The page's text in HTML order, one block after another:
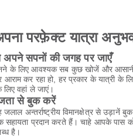
परफ़ेक्ट यात्रा
से अपने सपनों की जगह पर जाएँ
के लिए आवश्यक सब कुछ खोजें और आसानी
आराम कर रहा हो, हर प्रकार के
वहां ले जाएं।
से बुक करें
अन्तर्राष्ट्रीय विमानक्षेत्र से
सहायता प्रदान करते हैं। चाहे आपके पास
है।